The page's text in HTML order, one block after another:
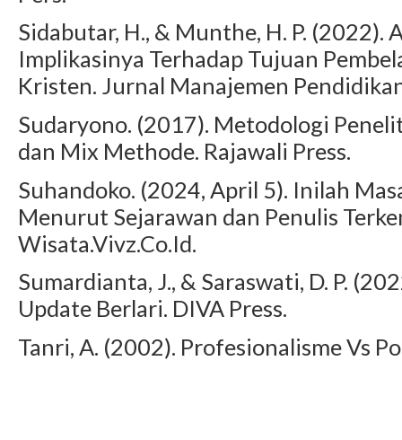
Sidabutar, H., & Munthe, H. P.
Implikasinya Terhadap Tujuan
Kristen. Jurnal Manajemen
Sudaryono. (2017). Metodologi
dan Mix Methode. Rajawali Press.
Suhandoko. (2024, April 5). Inilah
Menurut Sejarawan dan Penulis
Wisata.Vivz.Co.Id.
Sumardianta, J., & Saraswati, D. P.
Update Berlari. DIVA Press.
Tanri, A. (2002). Profesionalisme Vs